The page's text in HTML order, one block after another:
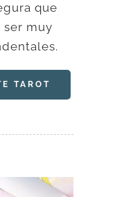
que
ser muy
TAROT